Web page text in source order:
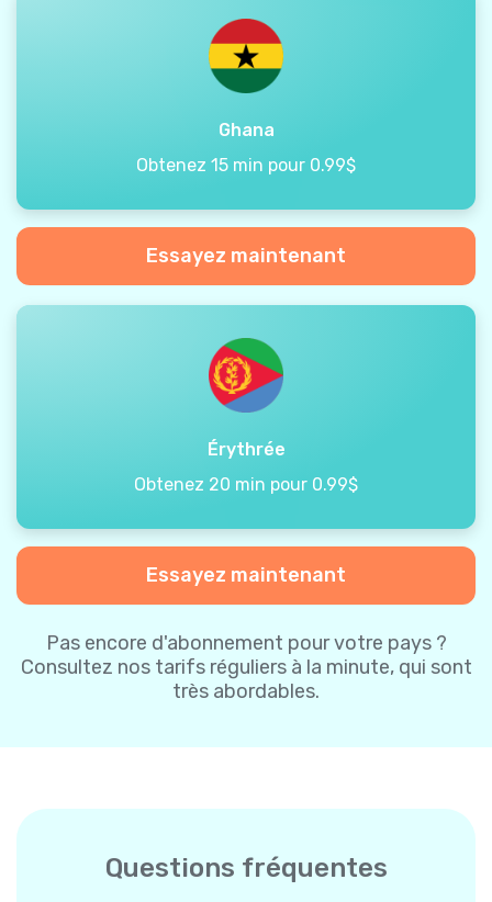
Ghana
Obtenez 15 min pour 0.99$
Essayez maintenant
Érythrée
Obtenez 20 min pour 0.99$
Essayez maintenant
Pas encore d'abonnement pour votre pays ?
Consultez nos tarifs réguliers à la minute, qui sont
très abordables.
Questions fréquentes